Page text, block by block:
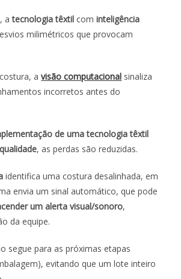
atecnologia têxtil cominteligência
milimétricos que provocam
costura, avisão computacional sinaliza
incorretos antes do
de uma tecnologia têxtil
, as perdas são reduzidas.
identifica uma costura desalinhada, em
envia um sinal automático, que pode
um alerta visual/sonoro,
da equipe.
segue para as próximas etapas
evitando que um lote inteiro